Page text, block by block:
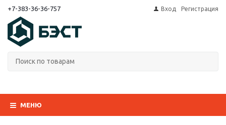
+7-383-36-36-757 Вход Регистрация
МЕНЮ